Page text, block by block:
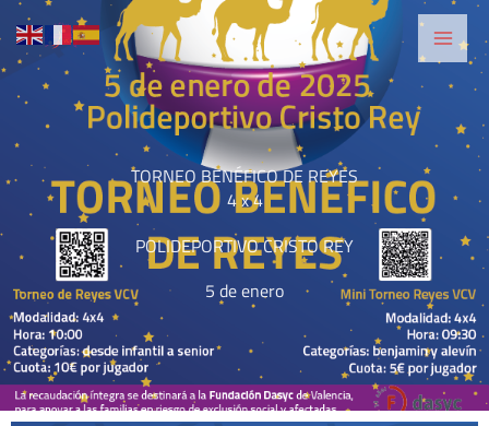
al
contenido
TORNEO BENÉFICO DE REYES
4 x 4
POLIDEPORTIVO CRISTO REY
5 de enero